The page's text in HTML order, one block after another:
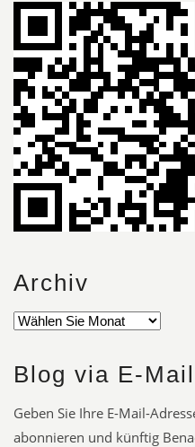
Archiv
Blog via E-
Geben Sie Ihre E-Mail-
abonnieren und künftig